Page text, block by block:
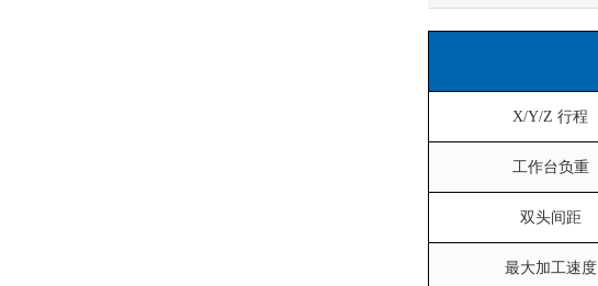
X/Y/Z 行程
工作台负重
双头间距
最大加工速度